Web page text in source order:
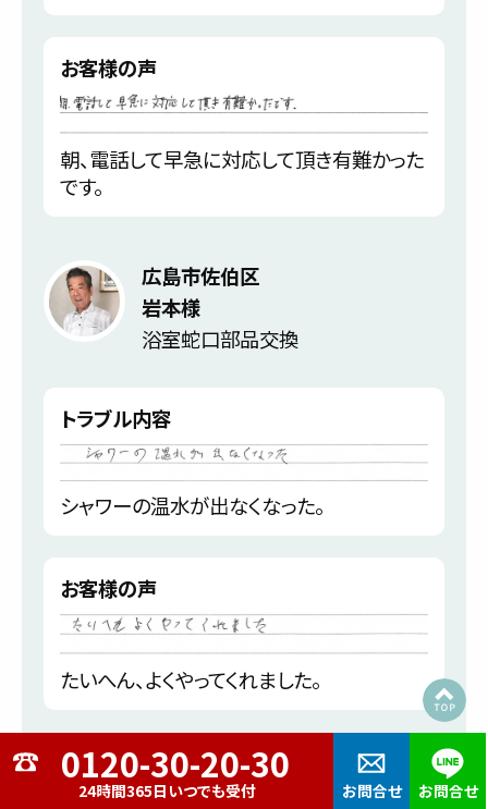
24時間365日いつでも受付 お問合せ お問合せ
お客様の声
朝、電話して早急に対応して頂き有難かった
です。
広島市佐伯区
岩本様
浴室蛇口部品交換
トラブル内容
シャワーの温水が出なくなった。
お客様の声
たいへん、よくやってくれました。
東広島市
S・T様